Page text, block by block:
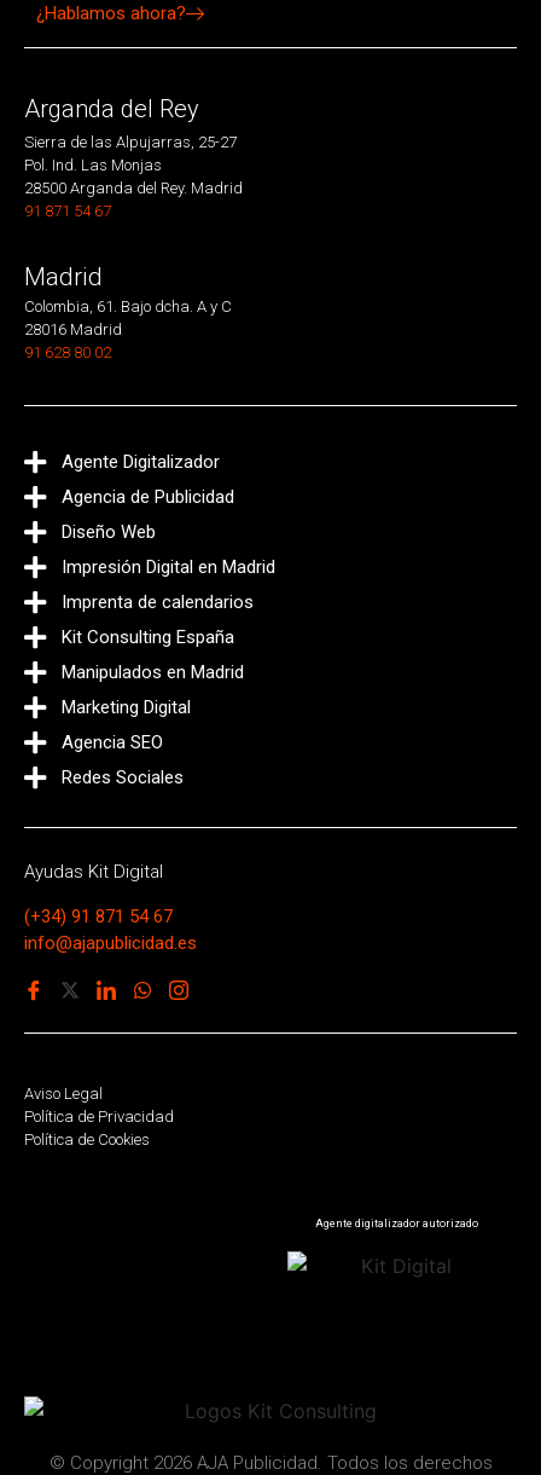
¿Hablamos ahora?
Arganda del Rey
Sierra de las Alpujarras, 25-27
Pol. Ind. Las Monjas
28500 Arganda del Rey. Madrid
91 871 54 67
Madrid
Colombia, 61. Bajo dcha. A y C
28016 Madrid
91 628 80 02
Agente Digitalizador
Agencia de Publicidad
Diseño Web
Impresión Digital en Madrid
Imprenta de calendarios
Kit Consulting España
Manipulados en Madrid
Marketing Digital
Agencia SEO
Redes Sociales
Ayudas Kit Digital
(+34) 91 871 54 67
info@ajapublicidad.es
Aviso Legal
Política de Privacidad
Política de Cookies
Agente digitalizador autorizado
© Copyright 2026 AJA Publicidad. Todos los derechos